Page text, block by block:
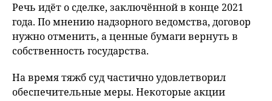
Речь идёт о сделке, заключённой в конце 2021
года. По мнению надзорного ведомства, договор
нужно отменить, а ценные бумаги вернуть в
собственность государства.
На время тяжб суд частично удовлетворил
обеспечительные меры. Некоторые акции